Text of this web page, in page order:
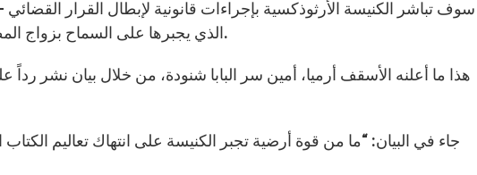
الذي يجبرها على السماح بزواج المطلقين مرة أخرى، ولن تجيز لأحد زواجاً دينياً ثانياً.
هذا ما أعلنه الأسقف أرميا، أمين سر البابا شنودة، من خلال بيان نشر رداً
جاء في البيان: “ما من قوة أرضية تجبر الكنيسة على انتهاك تعاليم